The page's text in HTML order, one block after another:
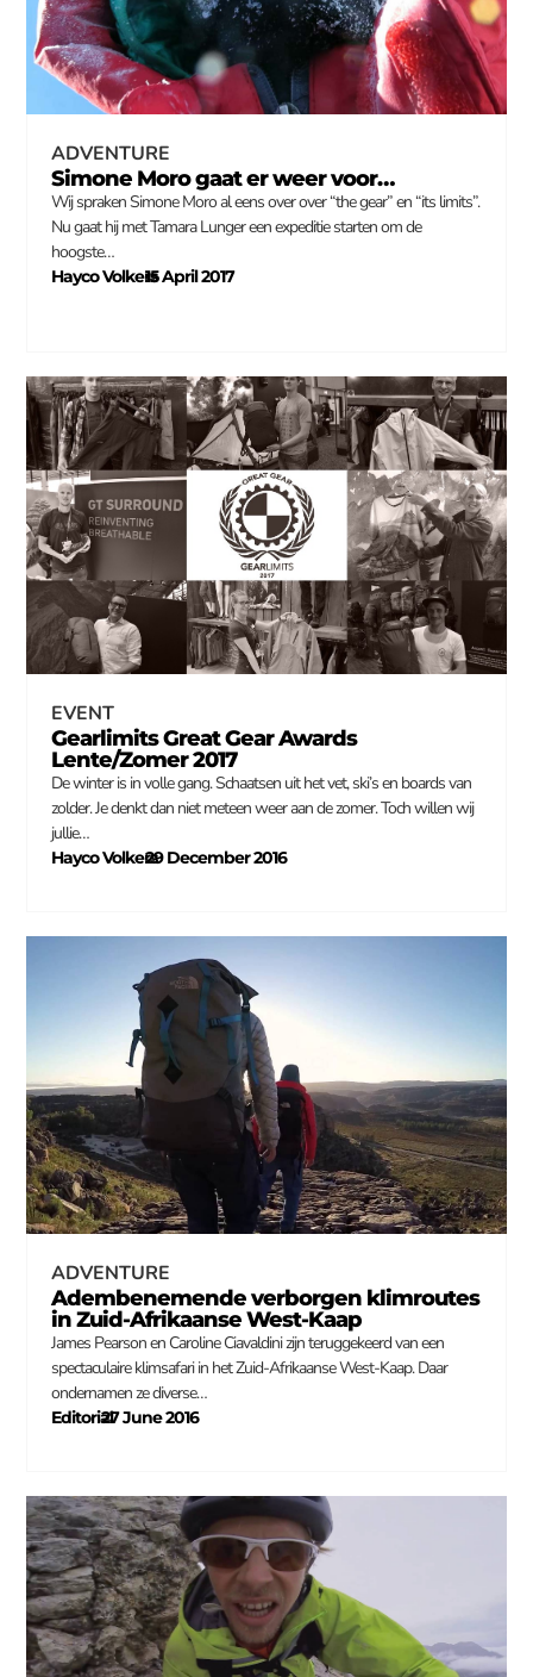
ADVENTURE
Simone Moro gaat er weer voor…
Wij spraken Simone Moro al eens over over “the gear” en “its limits”.
Nu gaat hij met Tamara Lunger een expeditie starten om de
hoogste…
Hayco Volkers
–
15 April 2017
EVENT
Gearlimits Great Gear Awards
Lente/Zomer 2017
De winter is in volle gang. Schaatsen uit het vet, ski’s en boards van
zolder. Je denkt dan niet meteen weer aan de zomer. Toch willen wij
jullie…
Hayco Volkers
–
29 December 2016
ADVENTURE
Adembenemende verborgen klimroutes
in Zuid-Afrikaanse West-Kaap
James Pearson en Caroline Ciavaldini zijn teruggekeerd van een
spectaculaire klimsafari in het Zuid-Afrikaanse West-Kaap. Daar
ondernamen ze diverse…
Editorial
–
27 June 2016